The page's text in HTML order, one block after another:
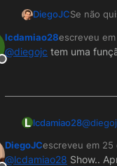
DiegoJCSe não
Utilizar a
encontrar
Offline
lcdamiao28escreveu em
última edição
@diegojc tem uma
L lcdamiao28@
DiegoJCescreveu em 25
última edição por
@lcdamiao28 Show..